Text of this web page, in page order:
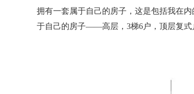
拥有一套属于自己的房子，这是包括我在
于自己的房子——高层，3梯6户，顶层复式